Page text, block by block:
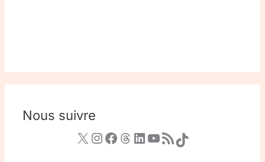
Nous suivre